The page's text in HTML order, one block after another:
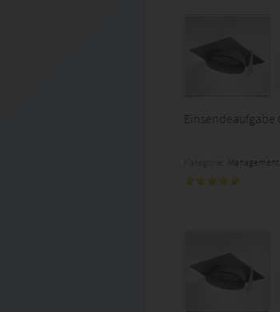
Einsendeaufgabe
Management